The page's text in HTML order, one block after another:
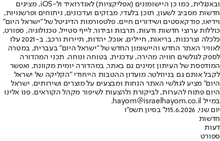
ובאנגלית, כמו כן היישומונים (אפליקציות) לאנדרואיד ול-iOS, מציגים
חדשות מסביב לשעון, תוכן בלעדי, מבזקים ועדכונים, ניתוחים ופרשנויות,
וידיאו, פודקאסטים ושידורים חיים. פלטפורמות הדיגיטל של "ישראל היום"
כוללות ערוצי חדשות ודעות, תרבות ובידור, לייף סטייל, טכנולוגיה, ספורט,
כלכלה וצרכנות, בריאות, חיילים, אוכל, יהדות, תיירות ורכב. ב-2021 עלו
לאוויר האתר החדש והיישומון החדש של "ישראל היום" בעברית, במטרה
לספק לגולשים חוויה מהירה, עדכנית, בטוחה ונוחה. תכני המהדורה
המודפסת של העיתון זמינים גם באתר, במהדורה יומית מקוונת, ואפשר
לקבל אותם גם בניוזלטר. מועדון ההטבות הייחודי "הקליקה של ישראל
היום" מציע לגולשי האתר הנחות ומבצעים על מוצרים ושירותים. ישראל
היום פתוח להערות, לביקורת ולהצעות לשיפור מקהל הקוראים. פנו אלינו
במייל hayom@israelhayom.co.il.
יום שני, 15.6.2026
ל' בסיון תשפ"ו
חדשות
דעות
ספורט